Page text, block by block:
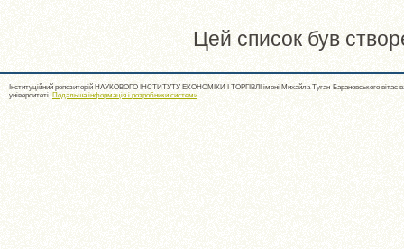
Цей список був
Інституційний репозиторій НАУКОВОГО ІНСТИТУТУ ЕКОНОМІКИ І ТОРГІВЛІ імені Михайла Туган-Барановського вітає
університеті. Подальша інформація і розробники системи